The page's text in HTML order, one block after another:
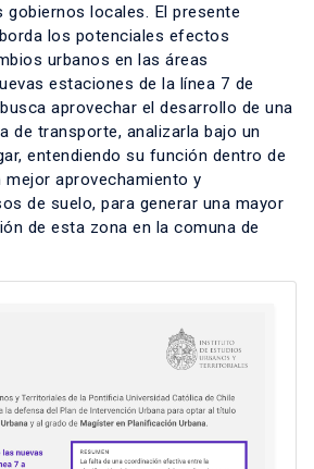
locales. El presente
los potenciales efectos
urbanos en las áreas
estaciones de la línea 7 de
aprovechar el desarrollo de una
de transporte, analizarla bajo un
entendiendo su función dentro de
mejor aprovechamiento y
de suelo, para generar una mayor
de esta zona en la comuna de